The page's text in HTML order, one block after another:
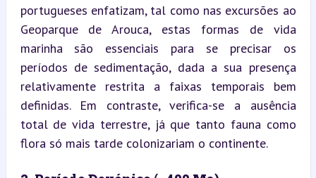
portugueses enfatizam, tal como nas excursões ao
Geoparque de Arouca, estas formas de vida
marinha são essenciais para se precisar os
períodos de sedimentação, dada a sua presença
relativamente restrita a faixas temporais bem
definidas. Em contraste, verifica-se a ausência
total de vida terrestre, já que tanto fauna como
flora só mais tarde colonizariam o continente.